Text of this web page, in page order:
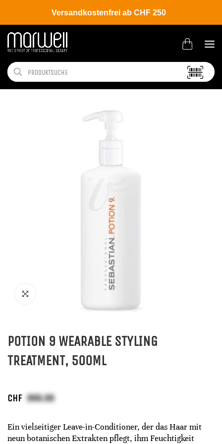
Versandkostenfrei ab CHF 250
Shop Brands Wella
POTION 9 WEARABLE STYLING
TREATMENT, 500ML
CHF
Ein vielseitiger Leave-in-Conditioner, der das Haar mit
neun botanischen Extrakten pflegt, ihm Feuchtigkeit